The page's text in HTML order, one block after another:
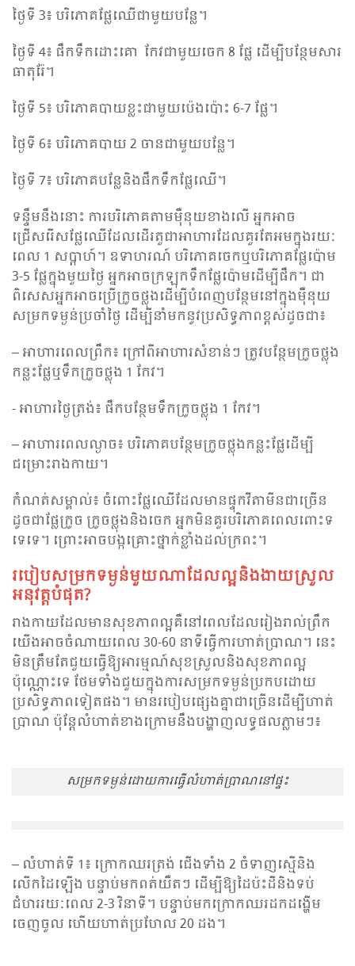
ថ្ងៃទី 3៖ បរិភោគផ្លែឈើជាមួយបន្លែ។
ថ្ងៃទី 4៖ ផឹកទឹកដោះគោ កែវជាមួយចេក 8 ផ្លែ ដើម្បីបន្ថែមសារ
ធាតុរ៉ែ។
ថ្ងៃទី 5៖ បរិភោគបាយខ្លះជាមួយប៉េងប៉ោះ 6-7 ផ្លែ។
ថ្ងៃទី 6៖ បរិភោគបាយ 2 ចានជាមួយបន្លែ។
ថ្ងៃទី 7៖ បរិភោគបន្លែនិងផឹកទឹកផ្លែឈើ។
ទន្ទឹម​នឹង​នោះ ការ​បរិភោគតាមម៉ឺនុយខាងលើ អ្នកអាច
ជ្រើសរើសផ្លែឈើដែលដើរតួជាអាហារដែលគួរតែអមក្នុងរយៈ
ពេល 1 សប្តាហ៍។ ឧទាហរណ៍ បរិភោគចេកឬបរិភោគផ្លែប៉ោម
3-5 ផ្លែក្នុងមួយថ្ងៃ អ្នកអាចក្រឡុកទឹកផ្លែប៉ោមដើម្បីផឹក។ ជា
ពិសេសអ្នកអាចប្រើក្រូចថ្លុងដើម្បីបំពេញបន្ថែមនៅក្នុងម៉ឺនុយ
សម្រកទម្ងន់ប្រចាំថ្ងៃ ដើម្បីនាំមកនូវប្រសិទ្ធភាពខ្ពស់ដូចជា៖
– អាហារពេលព្រឹក៖ ក្រៅពីអាហារសំខាន់ៗ ត្រូវបន្ថែមក្រូចថ្លុង
កន្លះផ្លែឬទឹកក្រូចថ្លុង 1 កែវ។
-​ អាហារថ្ងៃត្រង់៖ ផឹកបន្ថែមទឹកក្រូចថ្លុង 1 កែវ។
– អាហារពេលល្ងាច៖ បរិភោគបន្ថែមក្រូចថ្លុងកន្លះផ្លែដើម្បី
ជម្រោះរាងកាយ។
កំណត់សម្គាល់៖ ចំពោះផ្លែឈើដែលមានផ្ទុកវីតាមីនជាច្រើន
ដូចជាផ្លែក្រូច ក្រូចថ្លុងនិងចេក អ្នកមិនគួរបរិភោគពេលពោះទ
ទេទេ។ ព្រោះអាចបង្កគ្រោះថ្នាក់ខ្លាំងដល់ក្រពះ។
របៀប​សម្រក​ទម្ងន់​មួយ​ណា​ដែល​ល្អនិងងាយស្រួល
អនុវត្តបំផុត?
រាងកាយដែលមានសុខភាពល្អគឺនៅពេលដែលរៀងរាល់ព្រឹក
យើងអាចចំណាយពេល 30-60 នាទីធ្វើការហាត់ប្រាណ។ នេះ
មិនត្រឹមតែជួយធ្វើឱ្យអារម្មណ៍សុខ​ស្រួល​និងសុខភាពល្អ
ប៉ុណ្ណោះទេ ថែមទាំងជួយក្នុងការសម្រកទម្ងន់ប្រកបដោយ
ប្រសិទ្ធភាពទៀតផង។ មានរបៀបផ្សេងគ្នាជាច្រើនដើម្បីហាត់
ប្រាណ ប៉ុន្តែលំហាត់ខាងក្រោមនឹងបង្ហាញលទ្ធផលភ្លាមៗ៖
សម្រកទម្ងន់ដោយការធ្វើលំហាត់ប្រាណនៅ​ផ្ទះ
– លំហាត់ទី 1៖ ក្រោកឈរត្រង់ ជើងទាំង​ 2 ចំទាញ​ស្មើនិង
លើកដៃឡើង បន្ទាប់មកពត់យឺតៗ ដើម្បីឱ្យ​ដៃប៉ះដីនិងទប់
ជំហររយៈពេល 2-3 វិនាទី។ បន្ទាប់មកក្រោកឈរដកដង្ហើម
ចេញចូល ហើយហាត់​ប្រហែល 20 ដង។